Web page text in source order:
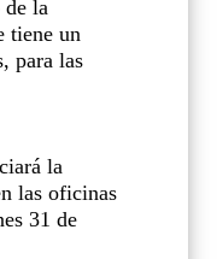
de la
tiene un
para las
la
las oficinas
31 de